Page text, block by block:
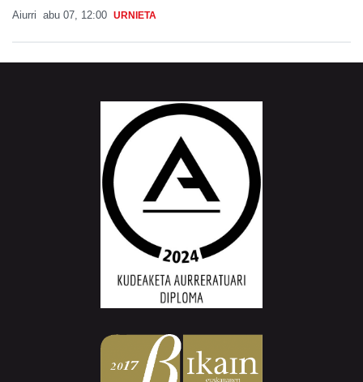
Aiurri abu 07, 12:00 URNIETA